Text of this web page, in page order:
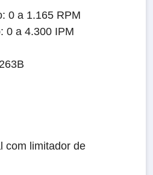
0 a 1.165 RPM
0 a 4.300 IPM
com limitador de